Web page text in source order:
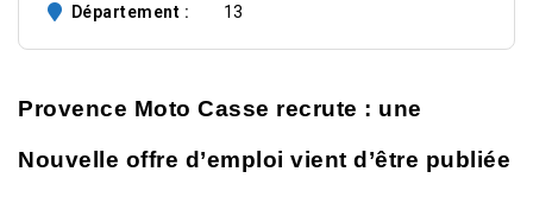
Département
13
Provence Moto Casse recrute : une
Nouvelle offre d’emploi vient d’être publiée